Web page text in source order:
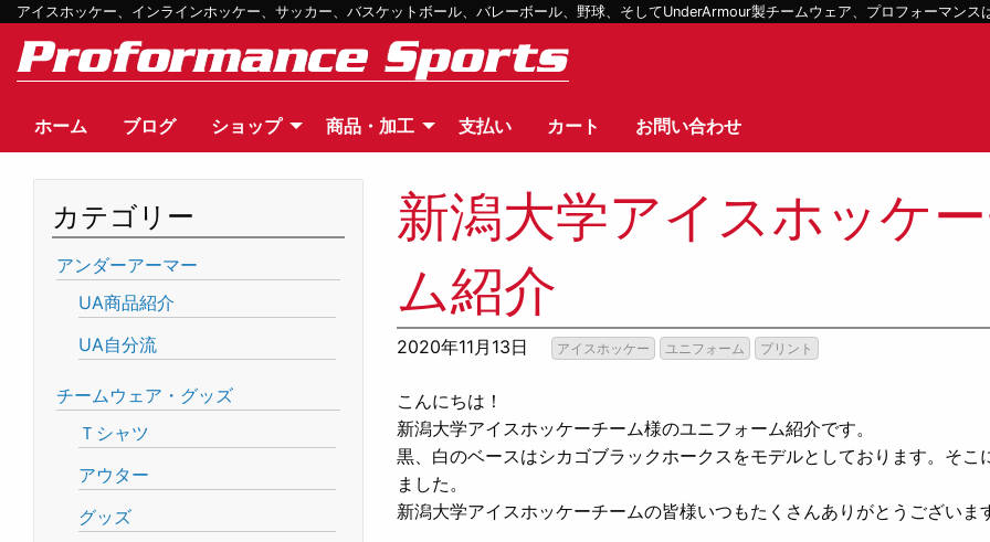
アイスホッケー、インラインホッケー、サッカー、バスケットボール、バレーボール、野球、そしてUnderArmour製チームウェア、プロフォーマンス
ホーム ブログ ショップ 商品・加工 支払い カート お問い合わせ
新潟大学アイスホッケ
ム紹介
2020年11月13日 アイスホッケー ユニフォーム プリント
こんにちは！
新潟大学アイスホッケーチーム様のユニフォーム紹介です。
黒、白のベースはシカゴブラックホークスをモデルとしております。そ
ました。
新潟大学アイスホッケーチームの皆様いつもたくさんありがとうございま
カテゴリー
アンダーアーマー
UA商品紹介
UA自分流
チームウェア・グッズ
Ｔシャツ
アウター
グッズ